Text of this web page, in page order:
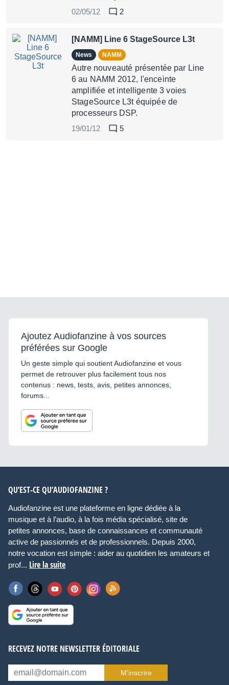
02/05/12
2
[NAMM] Line 6 StageSource L3t
News NAMM
Autre nouveauté présentée par Line
6 au NAMM 2012, l'enceinte
amplifiée et intelligente 3 voies
StageSource L3t équipée de
processeurs DSP.
19/01/12
5
Ajoutez Audiofanzine à vos sources
préférées sur Google
Un geste simple qui soutient Audiofanzine et vous
permet de retrouver plus facilement tous nos
contenus : news, tests, avis, petites annonces,
forums...
QU’EST-CE QU’AUDIOFANZINE ?
Audiofanzine est une plateforme en ligne dédiée à la
musique et à l’audio, à la fois média spécialisé, site de
petites annonces, base de connaissances et communauté
active de passionnés et de professionnels. Depuis 2000,
notre vocation est simple : aider au quotidien les amateurs et
prof... Lire la suite
RECEVEZ NOTRE NEWSLETTER ÉDITORIALE
M’inscrire